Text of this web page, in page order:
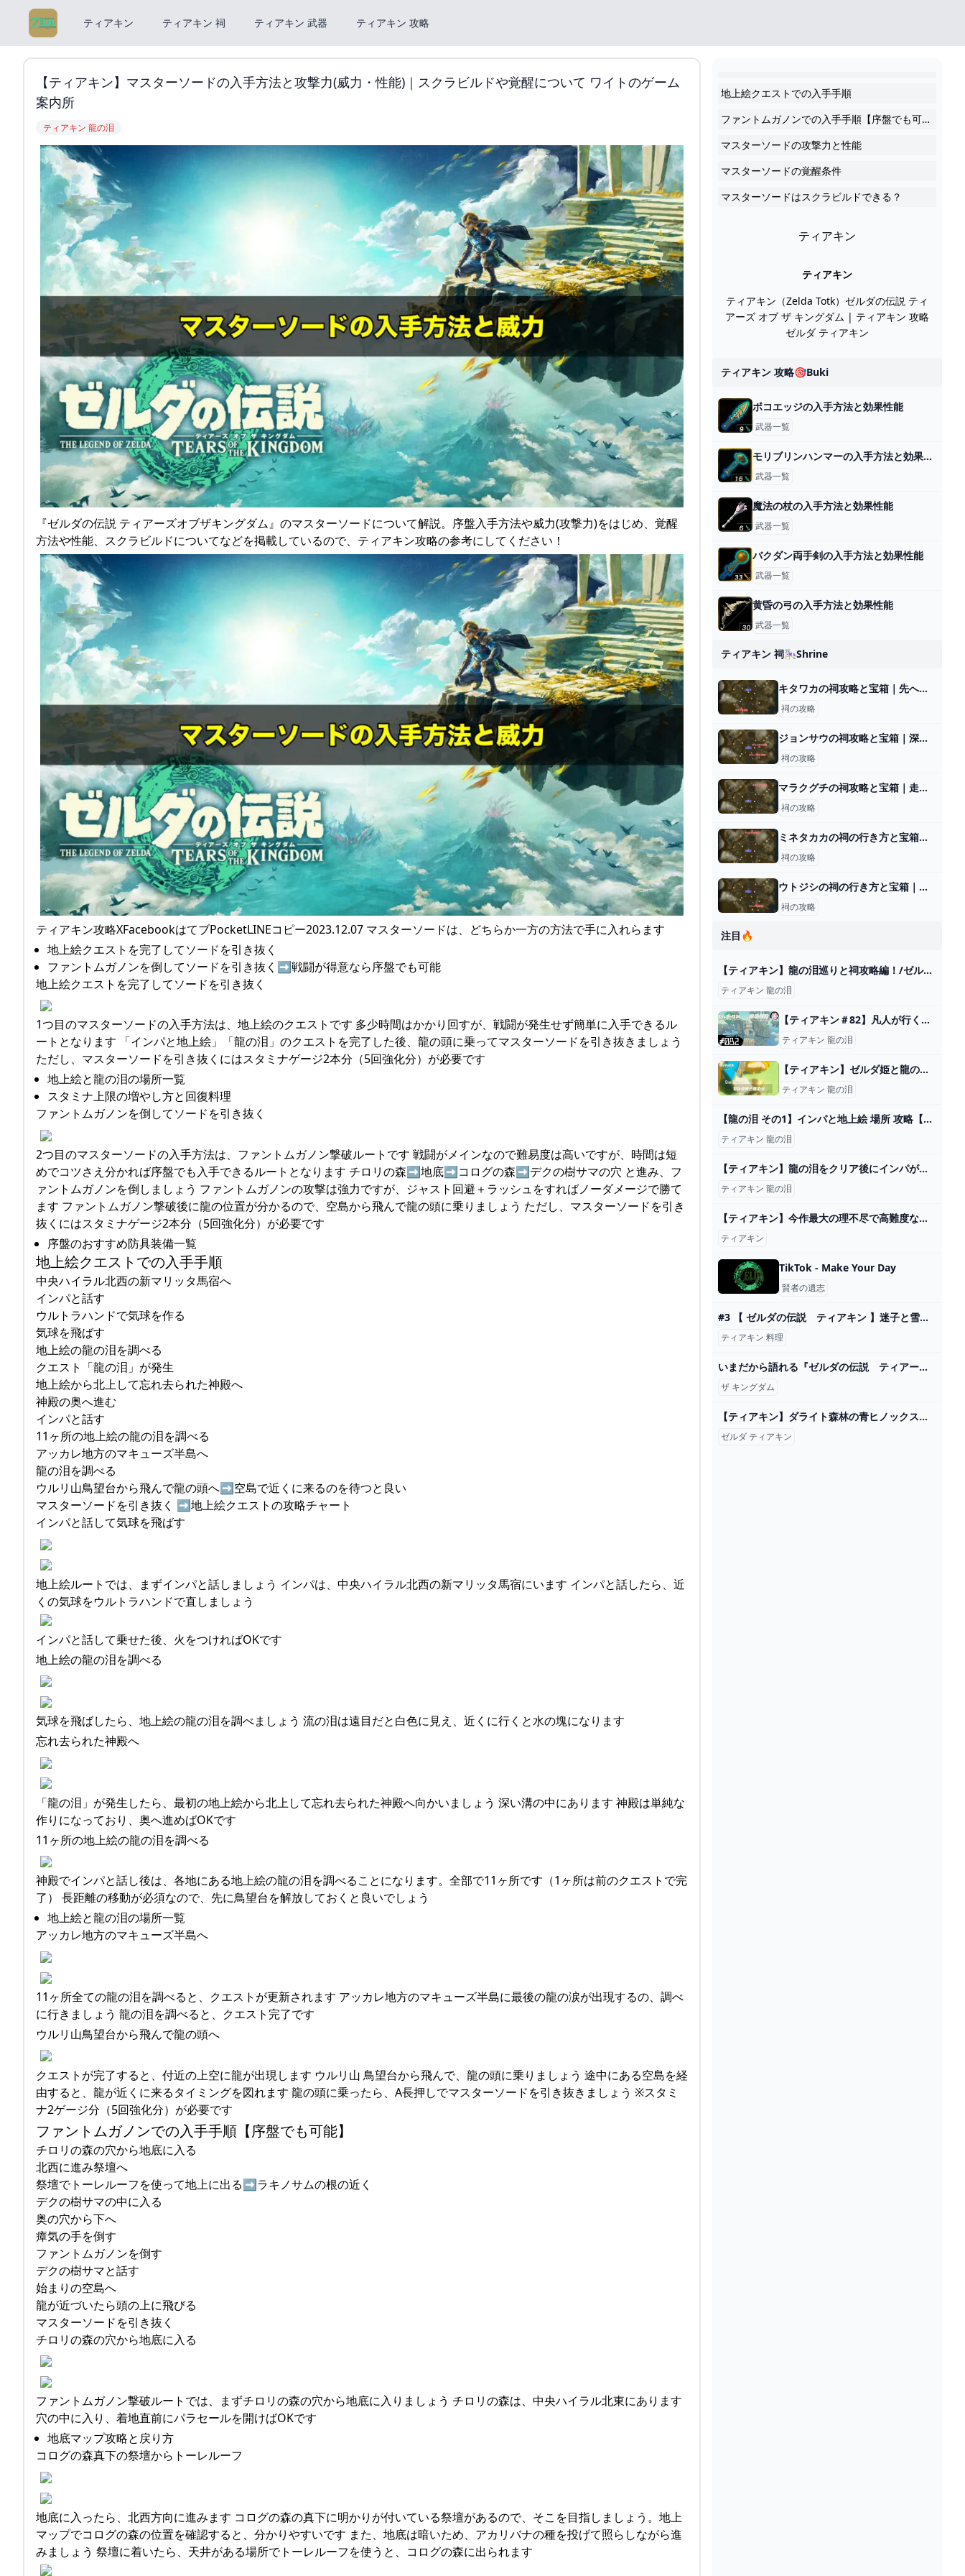
ティアキン ティアキン 祠 ティアキン 武器 ティアキン 攻略
【ティアキン】マスターソードの入手方法と攻撃力(威力・性能)｜スクラビルドや覚醒について ワイトのゲーム
案内所
ティアキン 龍の泪
『ゼルダの伝説 ティアーズオブザキングダム』のマスターソードについて解説。序盤入手方法や威力(攻撃力)をはじめ、覚醒
方法や性能、スクラビルドについてなどを掲載しているので、ティアキン攻略の参考にしてください！
ティアキン攻略XFacebookはてブPocketLINEコピー2023.12.07 マスターソードは、どちらか一方の方法で手に入れらます
地上絵クエストを完了してソードを引き抜く
ファントムガノンを倒してソードを引き抜く➡︎戦闘が得意なら序盤でも可能
地上絵クエストを完了してソードを引き抜く
1つ目のマスターソードの入手方法は、地上絵のクエストです 多少時間はかかり回すが、戦闘が発生せず簡単に入手できるル
ートとなります 「インパと地上絵」「龍の泪」のクエストを完了した後、龍の頭に乗ってマスターソードを引き抜きましょう
ただし、マスターソードを引き抜くにはスタミナゲージ2本分（5回強化分）が必要です
地上絵と龍の泪の場所一覧
スタミナ上限の増やし方と回復料理
ファントムガノンを倒してソードを引き抜く
2つ目のマスターソードの入手方法は、ファントムガノン撃破ルートです 戦闘がメインなので難易度は高いですが、時間は短
めでコツさえ分かれば序盤でも入手できるルートとなります チロリの森➡︎地底➡︎コログの森➡︎デクの樹サマの穴 と進み、フ
ァントムガノンを倒しましょう ファントムガノンの攻撃は強力ですが、ジャスト回避＋ラッシュをすればノーダメージで勝て
ます ファントムガノン撃破後に龍の位置が分かるので、空島から飛んで龍の頭に乗りましょう ただし、マスターソードを引き
抜くにはスタミナゲージ2本分（5回強化分）が必要です
序盤のおすすめ防具装備一覧
地上絵クエストでの入手手順
中央ハイラル北西の新マリッタ馬宿へ
インパと話す
ウルトラハンドで気球を作る
気球を飛ばす
地上絵の龍の泪を調べる
クエスト「龍の泪」が発生
地上絵から北上して忘れ去られた神殿へ
神殿の奥へ進む
インパと話す
11ヶ所の地上絵の龍の泪を調べる
アッカレ地方のマキューズ半島へ
龍の泪を調べる
ウルリ山鳥望台から飛んで龍の頭へ➡︎空島で近くに来るのを待つと良い
マスターソードを引き抜く ➡︎地上絵クエストの攻略チャート
インパと話して気球を飛ばす
地上絵ルートでは、まずインパと話しましょう インパは、中央ハイラル北西の新マリッタ馬宿にいます インパと話したら、近
くの気球をウルトラハンドで直しましょう
インパと話して乗せた後、火をつければOKです
地上絵の龍の泪を調べる
気球を飛ばしたら、地上絵の龍の泪を調べましょう 流の泪は遠目だと白色に見え、近くに行くと水の塊になります
忘れ去られた神殿へ
「龍の泪」が発生したら、最初の地上絵から北上して忘れ去られた神殿へ向かいましょう 深い溝の中にあります 神殿は単純な
作りになっており、奥へ進めばOKです
11ヶ所の地上絵の龍の泪を調べる
神殿でインパと話し後は、各地にある地上絵の龍の泪を調べることになります。全部で11ヶ所です（1ヶ所は前のクエストで完
了） 長距離の移動が必須なので、先に鳥望台を解放しておくと良いでしょう
地上絵と龍の泪の場所一覧
アッカレ地方のマキューズ半島へ
11ヶ所全ての龍の泪を調べると、クエストが更新されます アッカレ地方のマキューズ半島に最後の龍の涙が出現するの、調べ
に行きましょう 龍の泪を調べると、クエスト完了です
ウルリ山鳥望台から飛んで龍の頭へ
クエストが完了すると、付近の上空に龍が出現します ウルリ山 鳥望台から飛んで、龍の頭に乗りましょう 途中にある空島を経
由すると、龍が近くに来るタイミングを図れます 龍の頭に乗ったら、A長押しでマスターソードを引き抜きましょう ※スタミ
ナ2ゲージ分（5回強化分）が必要です
ファントムガノンでの入手手順【序盤でも可能】
チロリの森の穴から地底に入る
北西に進み祭壇へ
祭壇でトーレルーフを使って地上に出る➡︎ラキノサムの根の近く
デクの樹サマの中に入る
奥の穴から下へ
瘴気の手を倒す
ファントムガノンを倒す
デクの樹サマと話す
始まりの空島へ
龍が近づいたら頭の上に飛びる
マスターソードを引き抜く
チロリの森の穴から地底に入る
ファントムガノン撃破ルートでは、まずチロリの森の穴から地底に入りましょう チロリの森は、中央ハイラル北東にあります
穴の中に入り、着地直前にパラセールを開けばOKです
地底マップ攻略と戻り方
コログの森真下の祭壇からトーレルーフ
地底に入ったら、北西方向に進みます コログの森の真下に明かりが付いている祭壇があるので、そこを目指しましょう。地上
マップでコログの森の位置を確認すると、分かりやすいです また、地底は暗いため、アカリバナの種を投げて照らしながら進
みましょう 祭壇に着いたら、天井がある場所でトーレルーフを使うと、コログの森に出られます
地上絵クエストでの入手手順
ファントムガノンでの入手手順【序盤でも可能】
マスターソードの攻撃力と性能
マスターソードの覚醒条件
マスターソードはスクラビルドできる？
ティアキン
ティアキン
ティアキン（Zelda Totk）ゼルダの伝説 ティ
アーズ オブ ザ キングダム | ティアキン 攻略
ゼルダ ティアキン
ティアキン 攻略🎯buki
ボコエッジの入手方法と効果性能
武器一覧
モリブリンハンマーの入手方法と効果性能
武器一覧
魔法の杖の入手方法と効果性能
武器一覧
バクダン両手剣の入手方法と効果性能
武器一覧
黄昏の弓の入手方法と効果性能
武器一覧
ティアキン 祠🎠shrine
キタワカの祠攻略と宝箱｜先へ繋ぐ道
祠の攻略
ジョンサウの祠攻略と宝箱｜深く 強く
祠の攻略
マラクグチの祠攻略と宝箱｜走破するもの
祠の攻略
ミネタカカの祠の行き方と宝箱｜ラウルの祝福
祠の攻略
ウトジシの祠の行き方と宝箱｜ラウルの祝福
祠の攻略
注目🔥
【ティアキン】龍の泪巡りと祠攻略編！/ゼルダの伝説 ティアーズオブザキングダム【フィルン・シィ/Vtuber】#12 - YouTube
ティアキン 龍の泪
【ティアキン＃82】凡人が行く龍泪旅 - ニコニコ動画
ティアキン 龍の泪
【ティアキン】ゼルダ姫と龍の泪【ストーリーネタバレ考察】
ティアキン 龍の泪
【龍の泪 その1】インパと地上絵 場所 攻略【ゼルダの伝説 ティアーズ オブ ザ キングダム ティアキン】 - YouTube
ティアキン 龍の泪
【ティアキン】龍の泪をクリア後にインパがいる場所【ゼルダの伝説ティアーズオブザキングダム】
ティアキン 龍の泪
【ティアキン】今作最大の理不尽で高難度な要素【ゼルダの伝説ティアーズオブザキングダム/ティアキン】【ゆっくり解説】 - YouTube
ティアキン
TikTok - Make Your Day
賢者の遺志
#3 【 ゼルダの伝説 ティアキン 】迷子と雪国のピリ辛料理 「 ゼルダの伝説 ティアーズ・オブ・ザ・キングダム （ TEARS OF THE KINGDOM ）」 - YouTube
ティアキン 料理
いまだから語れる『ゼルダの伝説 ティアーズ オブ ザ キングダム』開発者インタビュー。“遊び優先”を貫いて完成させた驚異の続編【ティアキン】 ゲーム・エンタメ最新情報のファミ通.com
ザ キングダム
【ティアキン】ダライト森林の青ヒノックス ゼルダの伝説ティアーズ オブ ザ キングダム #ゼルダの伝説 #ティアキン #zelda #shorts - YouTube
ゼルダ ティアキン